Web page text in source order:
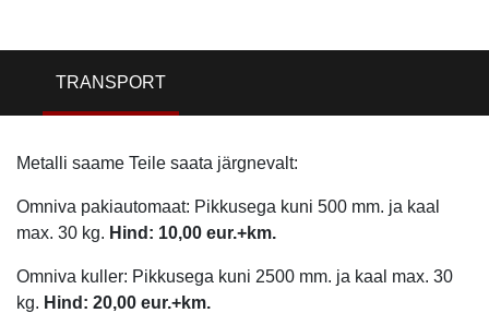
TRANSPORT
Metalli saame Teile saata järgnevalt:
Omniva pakiautomaat: Pikkusega kuni 500 mm. ja kaal
max. 30 kg. Hind: 10,00 eur.+km.
Omniva kuller: Pikkusega kuni 2500 mm. ja kaal max. 30
kg. Hind: 20,00 eur.+km.